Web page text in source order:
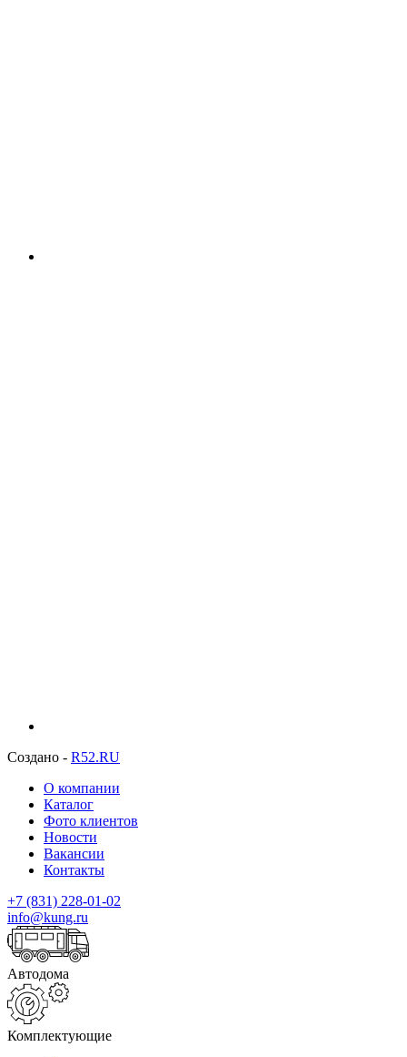
Создано - R52.RU
О компании
Каталог
Фото клиентов
Новости
Вакансии
Контакты
+7 (831) 228-01-02
info@kung.ru
Автодома
Комплектующие